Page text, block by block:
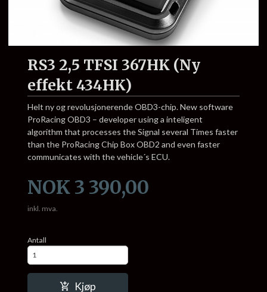
RS3 2,5 TFSI 367HK (Ny
effekt 434HK)
Helt ny og revolusjonerende OBD3-chip. New software
ProRacing OBD3 – developer using a inteligent
algorithm that processes the Signal several Times faster
than the ProRacing Chip Box OBD2 and even faster
communicates with the vehicle´s ECU.
Pris
NOK 3 390,00
inkl. mva.
Antall
Kjøp